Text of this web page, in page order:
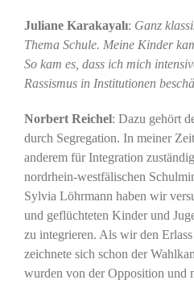
Juliane Karakayalı: Ganz
Thema Schule. Meine Kinder
So kam es, dass ich mich
Rassismus in Institutionen
Norbert Reichel: Dazu gehört
durch Segregation. In meiner
anderem für Integration
nordrhein-westfälischen
Sylvia Löhrmann haben wir
und geflüchteten Kinder und
zu integrieren. Als wir den
zeichnete sich schon der
wurden von der Opposition und